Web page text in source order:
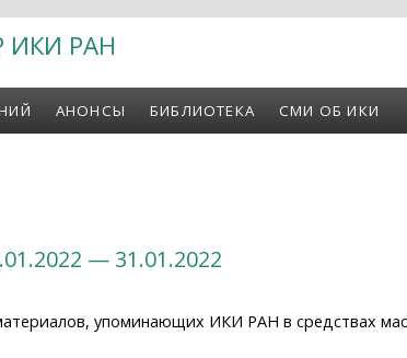
ИКИ РАН
АНОНСЫ БИБЛИОТЕКА СМИ ОБ ИКИ
— 31.01.2022
упоминающих ИКИ РАН в средствах